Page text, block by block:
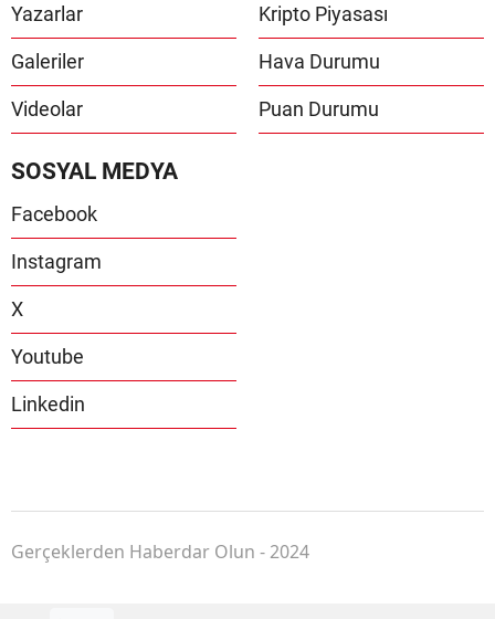
Yazarlar
Galeriler
Videolar
Kripto Piyasası
Hava Durumu
Puan Durumu
SOSYAL MEDYA
Facebook
Instagram
X
Youtube
Linkedin
Gerçeklerden Haberdar Olun - 2024